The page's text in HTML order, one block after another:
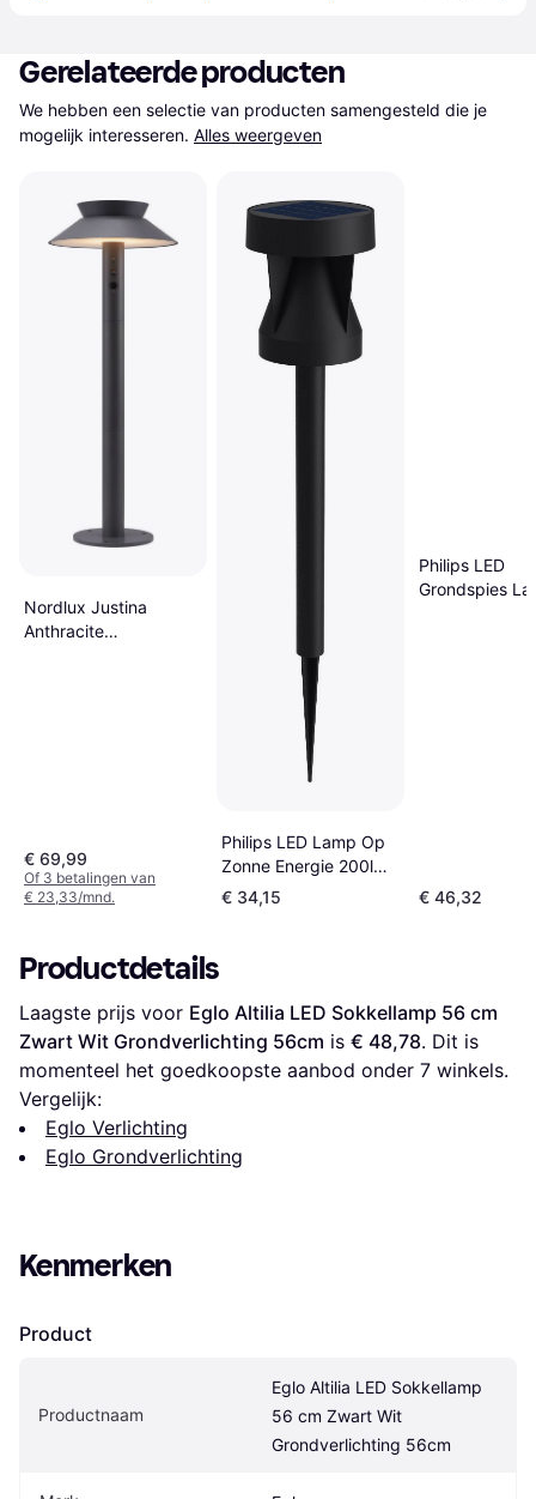
Gerelateerde producten
We hebben een selectie van producten samengesteld die je
mogelijk interesseren. Alles weergeven
Nordlux Justina
Anthracite
€ 69,99
Of 3 betalingen van
€ 23,33/mnd.
Philips LED Lamp Op
Zonne Energie 200lm
IP44 Grondverlichting
€ 34,15
Philips LED
Grondspies
€ 46,32
Productdetails
Laagste prijs voor Eglo Altilia LED Sokkellamp 56 cm
Zwart Wit Grondverlichting 56cm is € 48,78. Dit is
momenteel het goedkoopste aanbod onder 7 winkels.
Vergelijk:
Eglo Verlichting
Eglo Grondverlichting
Kenmerken
Product
Productnaam
Eglo Altilia LED Sokkellamp
56 cm Zwart Wit
Grondverlichting 56cm